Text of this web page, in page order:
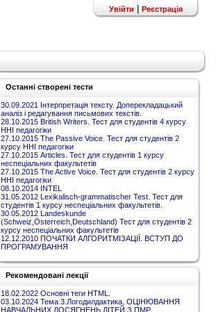
Увійти Реєстрація
Останні створені тести
30.09.2021 Інтерпретація тексту. Доперекладацький
аналіз і редагування письмових текстів.
28.10.2015 British Writers. Тест для студентів 4 курсу
ННІ педагогіки
27.10.2015 The Passive Voice. Тест для студентів 2
курсу ННІ педагогіки
27.10.2015 Articles. Тест для студентів 1 курсу
неспеціальних факультетів
27.10.2015 The Active Voice. Тест для студентів 2 курсу
ННІ педагогіки
08.10.2014 INTEL
31.05.2012 Lexikalisch-grammatischer Test. Тест для
студентів 1 курсу неспеціальних факультетів.
30.05.2012 Landeskunde
(Schweiz,Österreich,Deutschland) Тест для студентів 2
курсу неспеціальних факультетів
12.12.2010 ПОЧАТКИ АЛГОРИТМІЗАЦІЇ. ВСТУП ДО
ПРОГРАМУВАННЯ
Рекомендовані лекції
18.02.2022 Основні теги HTML.
03.10.2024 Тема 3.Логодилдактика. ОЦІНЮВАННЯ
НАВЧАЛЬНИХ ДОСЯГНЕНЬ ДІТЕЙ З ПМР